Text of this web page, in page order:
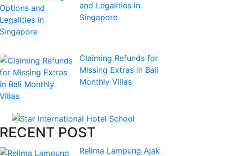
and Legalities in
Singapore
Claiming Refunds for
Missing Extras in Bali
Monthly Villas
RECENT POST
Relima Lampung Ajak